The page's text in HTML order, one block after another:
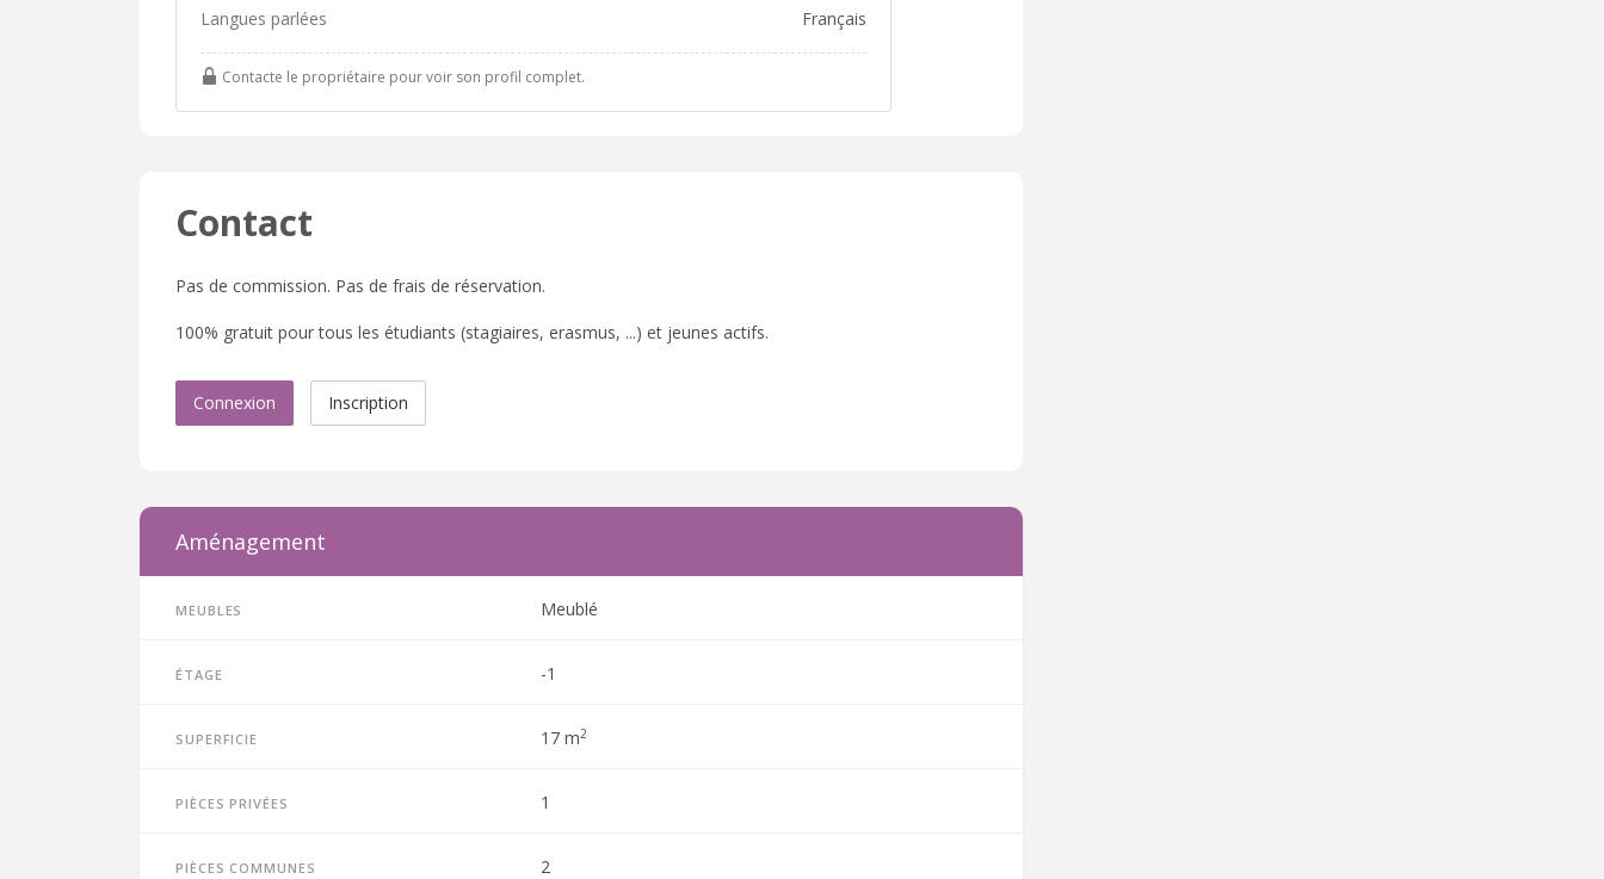
Langues parlées français
Contacte le propriétaire pour voir son profil complet.
Contact
Pas de commission. Pas de frais de réservation.
100% gratuit pour tous les étudiants (stagiaires, erasmus, ...) et jeunes actifs.
Connexion Inscription
Aménagement
Meubles Meublé
Étage -1
Superficie 17 m2
Pièces privées 1
Pièces communes 2